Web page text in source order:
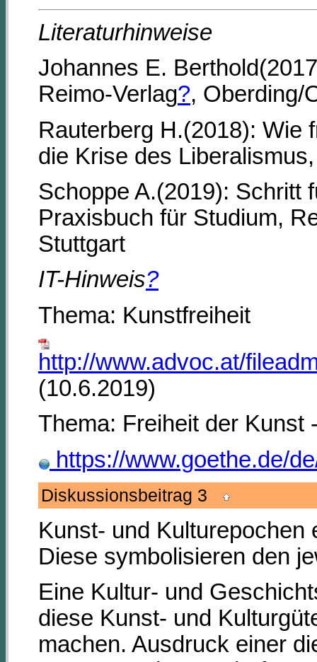
Literaturhinweise
Johannes E.
Reimo-Verlag?, Oberding/
Rauterberg H.(2018): Wie
die Krise des
Schoppe A.(2019): Schritt
Praxisbuch für Studium,
Stuttgart
IT-Hinweis?
Thema: Kunstfreiheit
http://www.advoc.at/
(10.6.2019)
Thema: Freiheit der Kunst
https://www.goethe.de/
Diskussionsbeitrag 3
Kunst- und Kulturepochen
Diese symbolisieren den
Eine Kultur- und
diese Kunst- und
machen. Ausdruck einer